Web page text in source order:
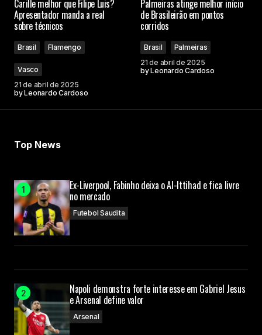
Carille melhor que Filipe Luis?
Apresentador manda a real
sobre técnicos
Brasil Flamengo
Vasco
21 de abril de 2025
byLeonardo Cardoso
Palmeiras atinge melhor início
de Brasileirão em pontos
corridos
Brasil
Palmeiras
21 de abril de 2025
byLeonardo Cardoso
Top News
Ex-Liverpool, Fabinho deixa o Al-Ittihad e fica livre
no mercado
Futebol Saudita
Napoli demonstra forte interesse em Gabriel Jesus
e Arsenal define valor
Arsenal